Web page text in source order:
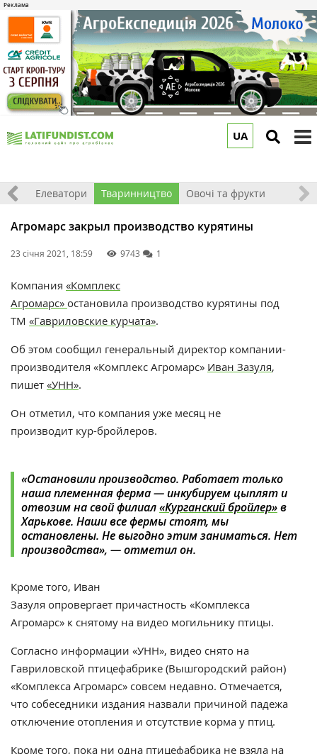
UA
Елеватори Тваринництво Овочі та фрукти
Агромарс закрыл производство курятины
23 січня 2021, 18:59 9743 1
Компания «Комплекс
Агромарс» остановила производство курятины под
ТМ «Гавриловские курчата».
Об этом сообщил генеральный директор компании-
производителя «Комплекс Агромарс» Иван Зазуля,
пишет «УНН».
Он отметил, что компания уже месяц не
производит кур-бройлеров.
«Остановили производство. Работает только
наша племенная ферма — инкубируем цыплят и
отвозим на свой филиал«Курганский бройлер»в
Харькове. Наши все фермы стоят, мы
остановлены. Не выгодно этим заниматься. Нет
производства», — отметил он.
Кроме того, Иван
Зазуля опровергает причастность «Комплекса
Агромарс» к снятому на видео могильнику птицы.
Согласно информации «УНН», видео снято на
Гавриловской птицефабрике (Вышгородский район)
«Комплекса Агромарс» совсем недавно. Отмечается,
что собеседники издания назвали причиной падежа
отключение отопления и отсутствие корма у птиц.
Кроме того, пока ни одна птицефабрика не взяла на